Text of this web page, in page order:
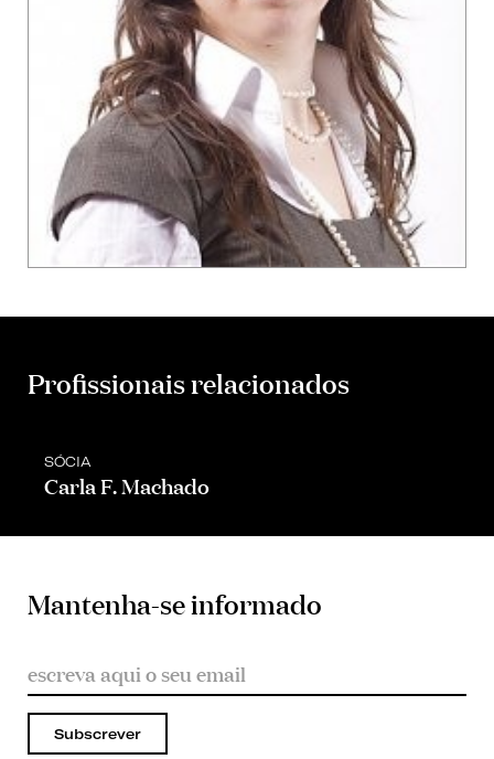
Profissionais relacionados
SÓCIA
Carla F. Machado
Mantenha-se informado
Subscrever